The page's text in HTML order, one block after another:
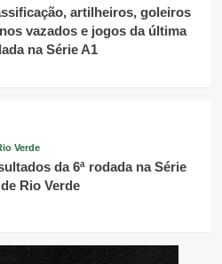
artilheiros, goleiros
vazados e jogos da última
na Série A1
Verde
da 6ª rodada na Série
Rio Verde